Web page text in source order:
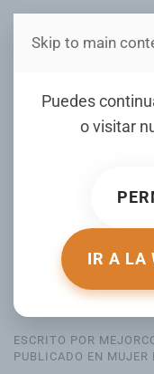
Estás
Puedes
o visitar
IR A LA
Skip to main
Secciones
"Sleepy
esta
errores
ESCRITO POR
PUBLICADO EN MUJER